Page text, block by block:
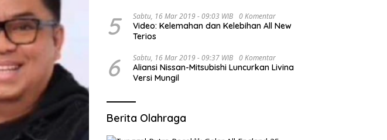
5 Sabtu, 16 Mar 2019 - 09:03 WIB 0 Komentar
Video: Kelemahan dan Kelebihan All New
Terios
6 Sabtu, 16 Mar 2019 - 09:37 WIB 0 Komentar
Aliansi Nissan-Mitsubishi Luncurkan Livina
Versi Mungil
Berita Olahraga